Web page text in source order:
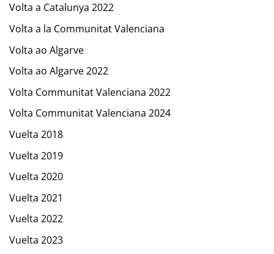
Volta a Catalunya 2022
Volta a la Communitat Valenciana
Volta ao Algarve
Volta ao Algarve 2022
Volta Communitat Valenciana 2022
Volta Communitat Valenciana 2024
Vuelta 2018
Vuelta 2019
Vuelta 2020
Vuelta 2021
Vuelta 2022
Vuelta 2023